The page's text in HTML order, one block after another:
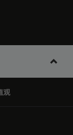
观